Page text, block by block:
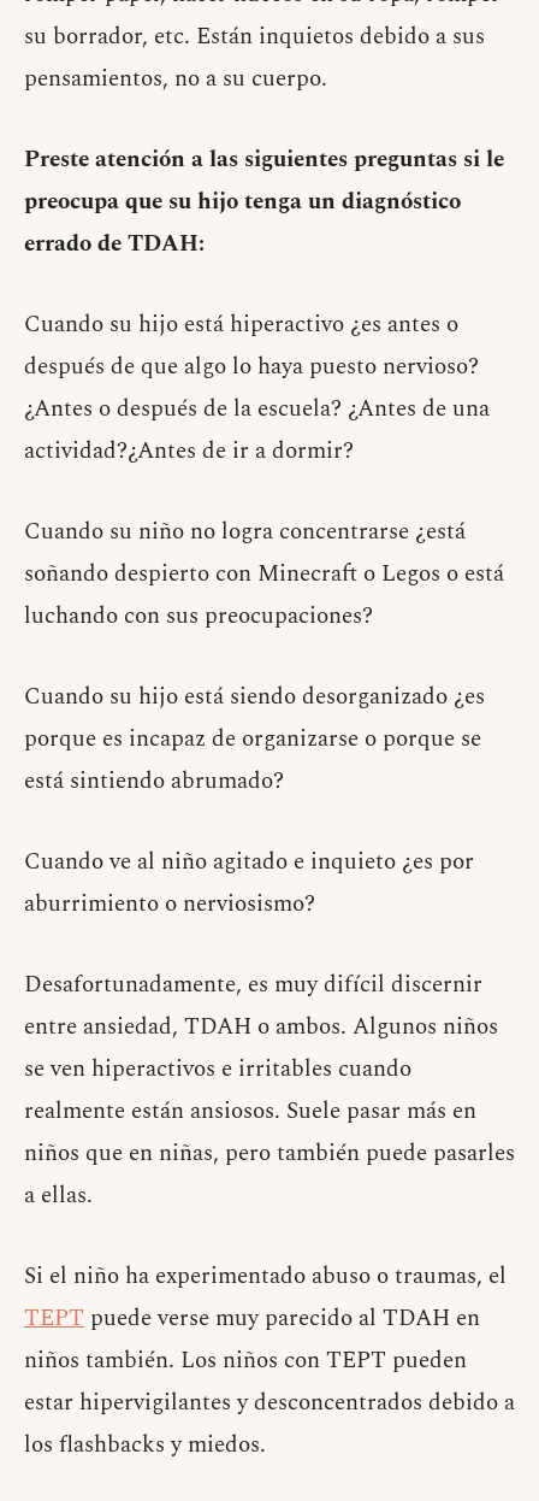
su borrador, etc. Están inquietos debido a sus
pensamientos, no a su cuerpo.
Preste atención a las siguientes preguntas si le
preocupa que su hijo tenga un diagnóstico
errado de TDAH:
Cuando su hijo está hiperactivo ¿es antes o
después de que algo lo haya puesto nervioso?
¿Antes o después de la escuela? ¿Antes de una
actividad?¿Antes de ir a dormir?
Cuando su niño no logra concentrarse ¿está
soñando despierto con Minecraft o Legos o está
luchando con sus preocupaciones?
Cuando su hijo está siendo desorganizado ¿es
porque es incapaz de organizarse o porque se
está sintiendo abrumado?
Cuando ve al niño agitado e inquieto ¿es por
aburrimiento o nerviosismo?
Desafortunadamente, es muy difícil discernir
entre ansiedad, TDAH o ambos. Algunos niños
se ven hiperactivos e irritables cuando
realmente están ansiosos. Suele pasar más en
niños que en niñas, pero también puede pasarles
a ellas.
Si el niño ha experimentado abuso o traumas, el
TEPT puede verse muy parecido al TDAH en
niños también. Los niños con TEPT pueden
estar hipervigilantes y desconcentrados debido a
los flashbacks y miedos.